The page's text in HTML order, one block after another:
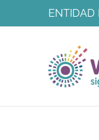
ENTIDAD